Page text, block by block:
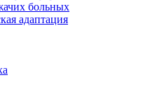
больных
адаптация